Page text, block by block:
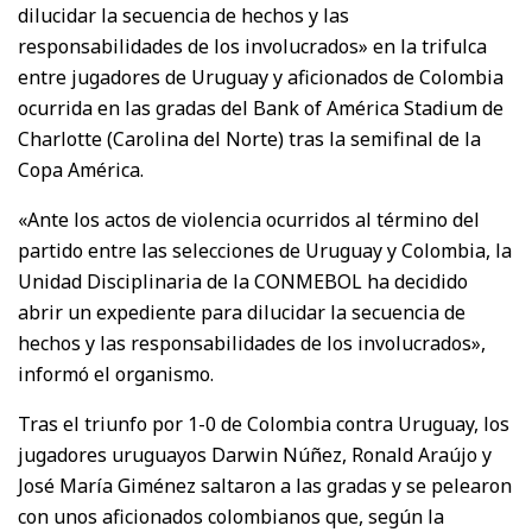
dilucidar la secuencia de hechos y las
responsabilidades de los involucrados» en la trifulca
entre jugadores de Uruguay y aficionados de Colombia
ocurrida en las gradas del Bank of América Stadium de
Charlotte (Carolina del Norte) tras la semifinal de la
Copa América.
«Ante los actos de violencia ocurridos al término del
partido entre las selecciones de Uruguay y Colombia, la
Unidad Disciplinaria de la CONMEBOL ha decidido
abrir un expediente para dilucidar la secuencia de
hechos y las responsabilidades de los involucrados»,
informó el organismo.
Tras el triunfo por 1-0 de Colombia contra Uruguay, los
jugadores uruguayos Darwin Núñez, Ronald Araújo y
José María Giménez saltaron a las gradas y se pelearon
con unos aficionados colombianos que, según la